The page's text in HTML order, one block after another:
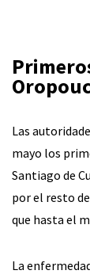
Las
mayo los
Santiago de
por el resto
que hasta el
La